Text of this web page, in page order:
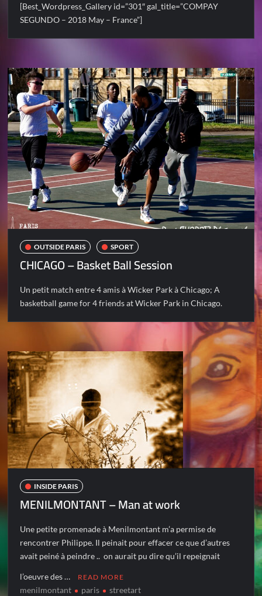
[Best_Wordpress_Gallery id=”301″ gal_title=”COMPAY
SEGUNDO – 2018 May – France”]
OUTSIDE PARIS SPORT
CHICAGO – Basket Ball Session
Un petit match entre 4 amis à Wicker Park à Chicago; A
basketball game for 4 friends at Wicker Park in Chicago.
INSIDE PARIS
MENILMONTANT – Man at work
Une petite promenade à Menilmontant m’a permise de
rencontrer Philippe. Il peinait pour effacer ce que d’autres
avait peiné à peindre .. on aurait pu dire qu’il repeignait
l’oeuvre des … READ MORE
menilmontant paris streetart